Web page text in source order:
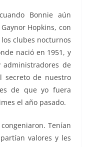
Bonnie aún
Hopkins, con
clubes nocturnos
nació en 1951, y
de
secreto de nuestro
de que yo fuera
el año pasado.
Tenían
valores y les